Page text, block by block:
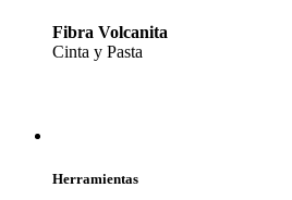
Fibra Volcanita
Cinta y Pasta
Herramientas